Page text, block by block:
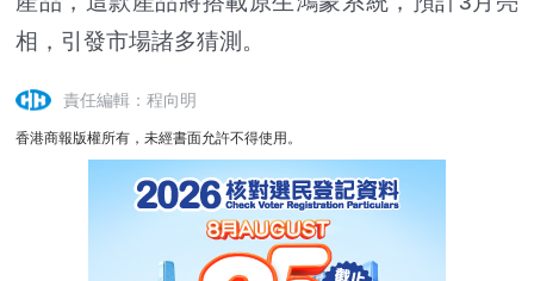
相，引發市場諸多猜測。
責任編輯：程向明
香港商報版權所有，未經書面允許不得使用。